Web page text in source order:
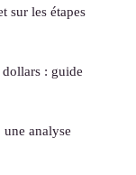
sur les étapes
: guide
analyse